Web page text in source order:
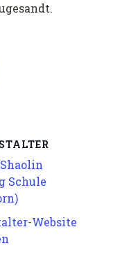
Schule
Website